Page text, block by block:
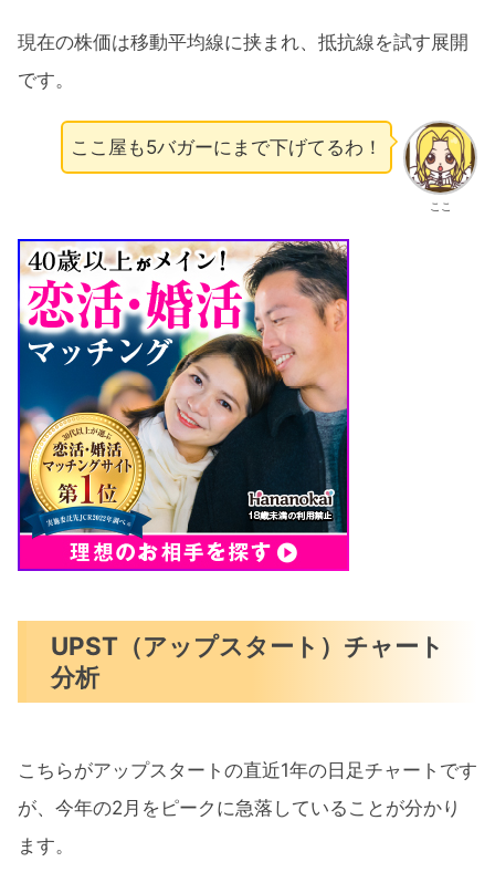
現在の株価は移動平均線に挟まれ、抵抗線を試す展開
です。
ここ
ここ屋も5バガーにまで下げてるわ！
UPST（アップスタート）チャート
分析
こちらがアップスタートの直近1年の日足チャートです
が、今年の2月をピークに急落していることが分かり
ます。